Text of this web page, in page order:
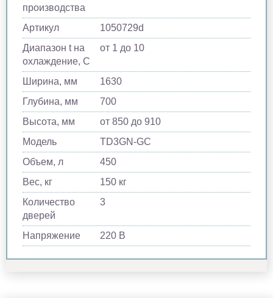
производства
Артикул
1050729d
Диапазон t на
охлаждение, С
от 1 до 10
Ширина, мм
1630
Глубина, мм
700
Высота, мм
от 850 до 910
Модель
TD3GN-GC
Объем, л
450
Вес, кг
150 кг
Количество
дверей
3
Напряжение 220 В